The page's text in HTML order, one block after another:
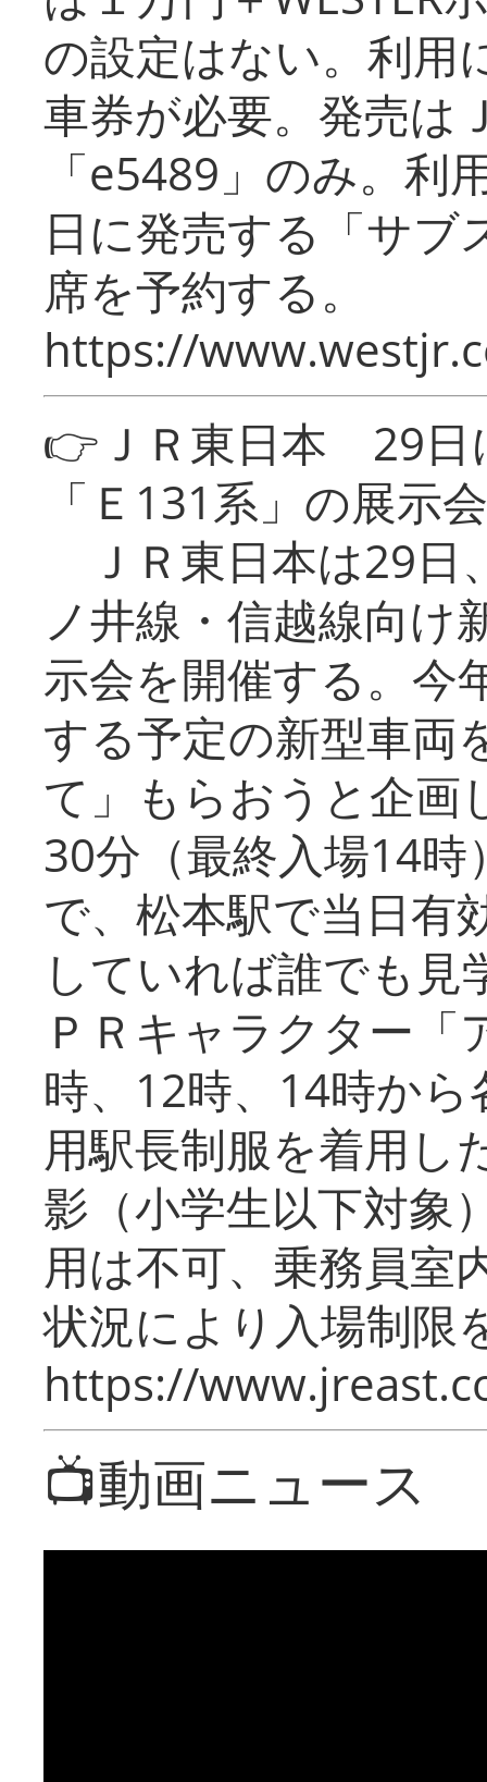
の設定はない。利用
車券が必要。発売は
「e5489」のみ。利
日に発売する「サブ
席を予約する。
https://
👉ＪＲ東日本 29日
「Ｅ131系」の展示会
ＪＲ東日本は29日
ノ井線・信越線向け
示会を開催する。今
する予定の新型車両
て」もらおうと企画
30分（最終入場14
で、松本駅で当日有
していれば誰でも
ＰＲキャラクター
時、12時、14時か
用駅長制服を着用し
影（小学生以下対象
用は不可、乗務員室
状況により入場制限
https://
📺動画ニュース